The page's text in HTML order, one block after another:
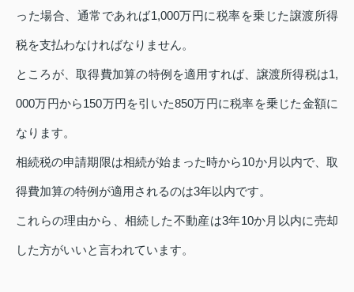
った場合、通常であれば1,000万円に税率を乗じた譲渡所得
税を支払わなければなりません。
ところが、取得費加算の特例を適用すれば、譲渡所得税は1,
000万円から150万円を引いた850万円に税率を乗じた金額に
なります。
相続税の申請期限は相続が始まった時から10か月以内で、取
得費加算の特例が適用されるのは3年以内です。
これらの理由から、相続した不動産は3年10か月以内に売却
した方がいいと言われています。